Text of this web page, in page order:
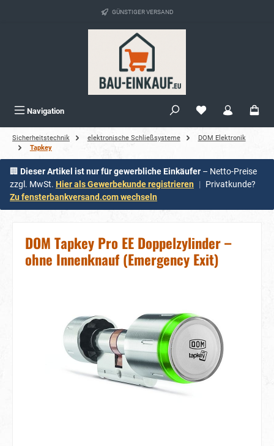
GÜNSTIGER VERSAND
Navigation
Sicherheitstechnik elektronische Schließsysteme
DOM Elektronik
Tapkey
🏢 Dieser Artikel ist nur für gewerbliche Einkäufer – Netto-Preise
zzgl. MwSt. Hier als Gewerbekunde registrieren | Privatkunde?
Zu fensterbankversand.com wechseln
DOM Tapkey Pro EE Doppelzylinder –
ohne Innenknauf (Emergency Exit)